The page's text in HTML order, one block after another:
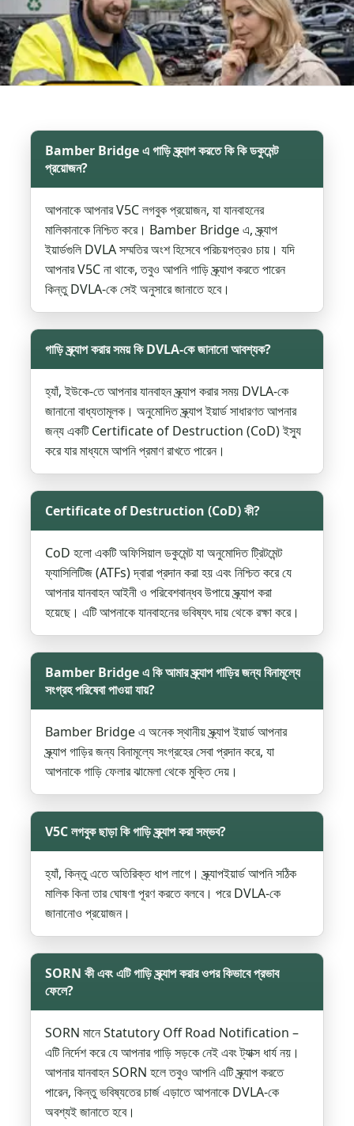
Bamber Bridge এ গাড়ি স্ক্র্যাপ করতে কি কি ডকুমেন্ট
প্রয়োজন?
আপনাকে আপনার V5C লগবুক প্রয়োজন, যা যানবাহনের
মালিকানাকে নিশ্চিত করে। Bamber Bridge এ, স্ক্র্যাপ
ইয়ার্ডগুলি DVLA সম্মতির অংশ হিসেবে পরিচয়পত্রও চায়। যদি
আপনার V5C না থাকে, তবুও আপনি গাড়ি স্ক্র্যাপ করতে পারেন
কিন্তু DVLA-কে সেই অনুসারে জানাতে হবে।
গাড়ি স্ক্র্যাপ করার সময় কি DVLA-কে জানানো আবশ্যক?
হ্যাঁ, ইউকে-তে আপনার যানবাহন স্ক্র্যাপ করার সময় DVLA-কে
জানানো বাধ্যতামূলক। অনুমোদিত স্ক্র্যাপ ইয়ার্ড সাধারণত আপনার
জন্য একটি Certificate of Destruction (CoD) ইস্যু
করে যার মাধ্যমে আপনি প্রমাণ রাখতে পারেন।
Certificate of Destruction (CoD) কী?
CoD হলো একটি অফিসিয়াল ডকুমেন্ট যা অনুমোদিত ট্রিটমেন্ট
ফ্যাসিলিটিজ (ATFs) দ্বারা প্রদান করা হয় এবং নিশ্চিত করে যে
আপনার যানবাহন আইনী ও পরিবেশবান্ধব উপায়ে স্ক্র্যাপ করা
হয়েছে। এটি আপনাকে যানবাহনের ভবিষ্যৎ দায় থেকে রক্ষা করে।
Bamber Bridge এ কি আমার স্ক্র্যাপ গাড়ির জন্য বিনামূল্যে
সংগ্রহ পরিষেবা পাওয়া যায়?
Bamber Bridge এ অনেক স্থানীয় স্ক্র্যাপ ইয়ার্ড আপনার
স্ক্র্যাপ গাড়ির জন্য বিনামূল্যে সংগ্রহের সেবা প্রদান করে, যা
আপনাকে গাড়ি ফেলার ঝামেলা থেকে মুক্তি দেয়।
V5C লগবুক ছাড়া কি গাড়ি স্ক্র্যাপ করা সম্ভব?
হ্যাঁ, কিন্তু এতে অতিরিক্ত ধাপ লাগে। স্ক্র্যাপইয়ার্ড আপনি সঠিক
মালিক কিনা তার ঘোষণা পূরণ করতে বলবে। পরে DVLA-কে
জানানোও প্রয়োজন।
SORN কী এবং এটি গাড়ি স্ক্র্যাপ করার ওপর কিভাবে প্রভাব
ফেলে?
SORN মানে Statutory Off Road Notification –
এটি নির্দেশ করে যে আপনার গাড়ি সড়কে নেই এবং ট্যাক্স ধার্য নয়।
আপনার যানবাহন SORN হলে তবুও আপনি এটি স্ক্র্যাপ করতে
পারেন, কিন্তু ভবিষ্যতের চার্জ এড়াতে আপনাকে DVLA-কে
অবশ্যই জানাতে হবে।